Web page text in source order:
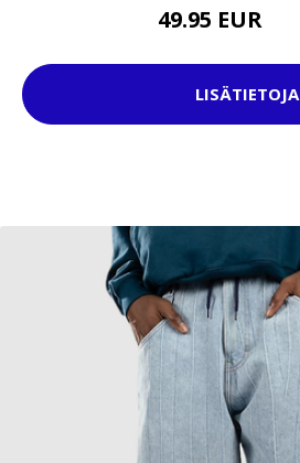
49.95 EUR
LISÄTIETOJA